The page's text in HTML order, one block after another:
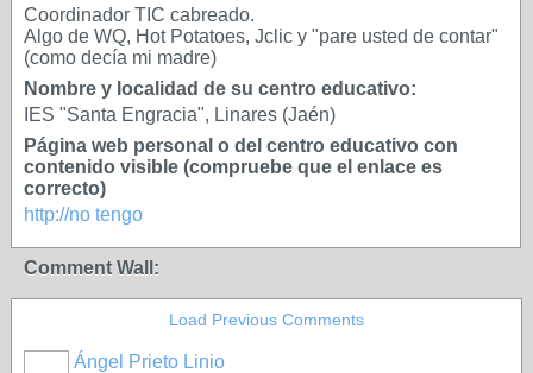
Coordinador TIC cabreado.
Algo de WQ, Hot Potatoes, Jclic y "pare usted de contar"
(como decía mi madre)
Nombre y localidad de su centro educativo:
IES "Santa Engracia", Linares (Jaén)
Página web personal o del centro educativo con
contenido visible (compruebe que el enlace es
correcto)
http://no tengo
Comment Wall:
Load Previous Comments
Ángel Prieto Linio